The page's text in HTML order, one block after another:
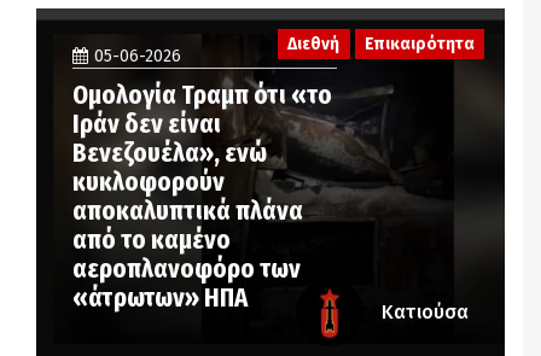
05-06-2026
Ομολογία Τραμπ ότι «το
Ιράν δεν είναι
Βενεζουέλα», ενώ
κυκλοφορούν
αποκαλυπτικά πλάνα
από το καμένο
αεροπλανοφόρο των
«άτρωτων» ΗΠΑ
Διεθνή Επικαιρότητα
Κατιούσα